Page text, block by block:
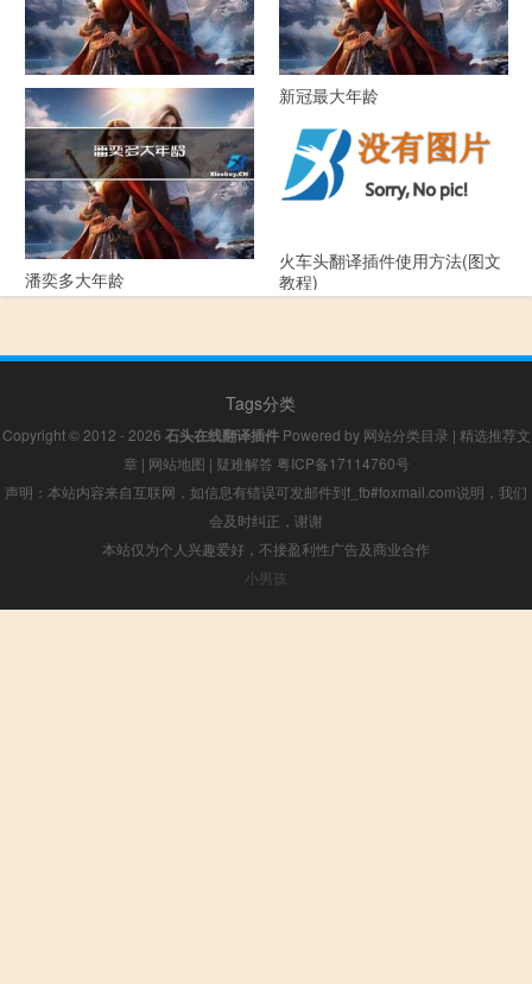
52年属什么生肖多大年龄 新冠最大年龄
潘奕多大年龄
火车头翻译插件使用方法(图文
教程)
Tags分类
Copyright © 2012 - 2026 石头在线翻译插件Powered by 网站分类目录 | 精选推荐文
章 | 网站地图 | 疑难解答 粤ICP备17114760号
声明：本站内容来自互联网，如信息有错误可发邮件到f_fb#foxmail.com说明，我们
会及时纠正，谢谢
本站仅为个人兴趣爱好，不接盈利性广告及商业合作
小男孩